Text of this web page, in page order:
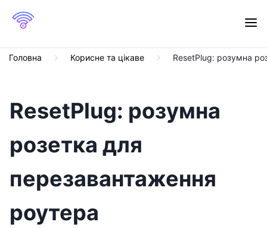
Головна Корисне та цікаве ResetPlug: розумна
ResetPlug: розумна
розетка для
перезавантаження
роутера